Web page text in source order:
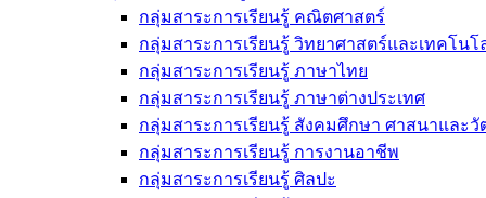
กลุ่มสาระการเรียนรู้ คณิตศาสตร์
กลุ่มสาระการเรียนรู้ วิทยาศาสตร์และเทคโนโ
กลุ่มสาระการเรียนรู้ ภาษาไทย
กลุ่มสาระการเรียนรู้ ภาษาต่างประเทศ
กลุ่มสาระการเรียนรู้ สังคมศึกษา ศาสนาและ
กลุ่มสาระการเรียนรู้ การงานอาชีพ
กลุ่มสาระการเรียนรู้ ศิลปะ